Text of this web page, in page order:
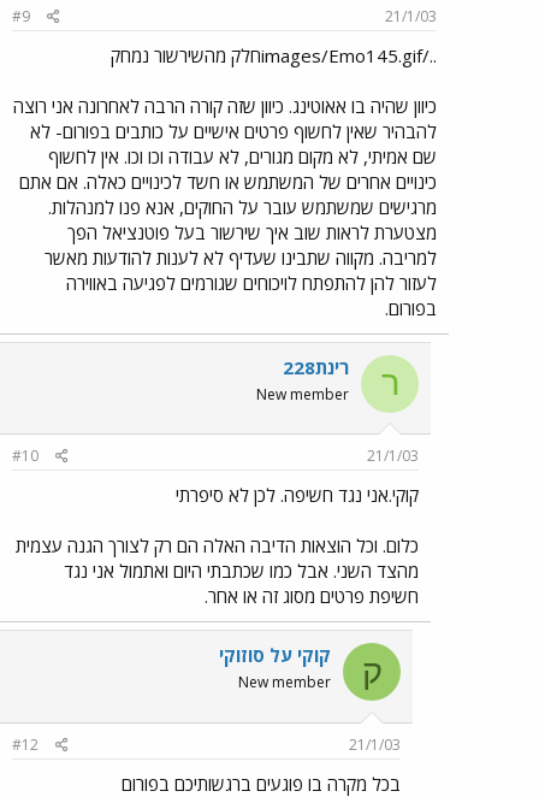
21/1/03
#9
../images/Emo145.gifחלק מהשירשור נמחק
כיוון שהיה בו אאוטינג. כיוון שזה קורה הרבה לאחרונה אני רוצה
להבהיר שאין לחשוף פרטים אישיים על כותבים בפורום- לא
שם אמיתי, לא מקום מגורים, לא עבודה וכו וכו. אין לחשוף
כינויים אחרים של המשתמש או חשד לכינויים כאלה. אם אתם
מרגישים שמשתמש עובר על החוקים, אנא פנו למנהלות.
מצטערת לראות שוב איך שירשור בעל פוטנציאל הפך
למריבה. מקווה שתבינו שעדיף לא לענות להודעות מאשר
לעזור להן להתפתח לויכוחים שגורמים לפגיעה באווירה
בפורום.
ר רינת228
New member
21/1/03
#10
קוקי.אני נגד חשיפה. לכן לא סיפרתי
כלום. וכל הוצאות הדיבה האלה הם רק לצורך הגנה עצמית
מהצד השני. אבל כמו שכתבתי היום ואתמול אני נגד
חשיפת פרטים מסוג זה או אחר.
ק קוקי על סוזוקי
New member
21/1/03
#12
בכל מקרה בו פוגעים ברגשותיכם בפורום